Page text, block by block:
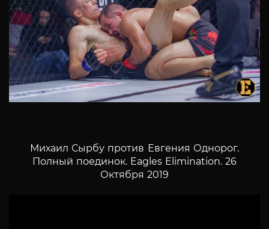
Михаил Сырбу против Евгения Однорог.
Полный поединок. Eagles Elimination. 26
Октября 2019